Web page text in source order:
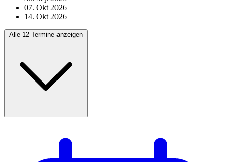
07. Okt 2026
14. Okt 2026
Alle 12 Termine anzeigen